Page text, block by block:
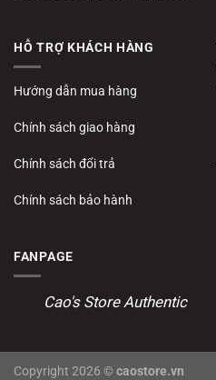
HỖ TRỢ KHÁCH HÀNG
Hướng dẫn mua hàng
Chính sách giao hàng
Chính sách đổi trả
Chính sách bảo hành
FANPAGE
Cao's Store Authentic
Copyright 2026 © caostore.vn